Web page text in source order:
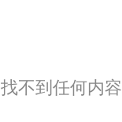
找不到任何内容